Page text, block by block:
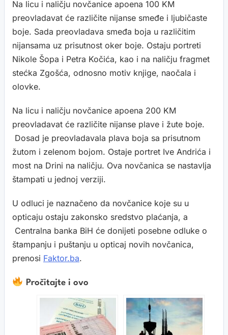
Na licu i naličju novčanice apoena 100 KM
preovladavat će različite nijanse smeđe i ljubičaste
boje. Sada preovladava smeđa boja u različitim
nijansama uz prisutnost oker boje. Ostaju portreti
Nikole Šopa i Petra Kočića, kao i na naličju fragmet
stećka Zgošća, odnosno motiv knjige, naočala i
olovke.
Na licu i naličju novčanice apoena 200 KM
preovladavat će različite nijanse plave i žute boje.
Dosad je preovladavala plava boja sa prisutnom
žutom i zelenom bojom. Ostaje portret Ive Andrića i
most na Drini na naličju. Ova novčanica se nastavlja
štampati u jednoj verziji.
U odluci je naznačeno da novčanice koje su u
opticaju ostaju zakonsko sredstvo plaćanja, a
Centralna banka BiH će donijeti posebne odluke o
štampanju i puštanju u opticaj novih novčanica,
prenosi Faktor.ba.
Pročitajte i ovo